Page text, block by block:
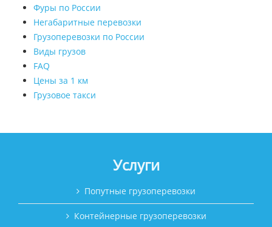
Фуры по России
Негабаритные перевозки
Грузоперевозки по России
Виды грузов
FAQ
Цены за 1 км
Грузовое такси
Услуги
Попутные грузоперевозки
Контейнерные грузоперевозки